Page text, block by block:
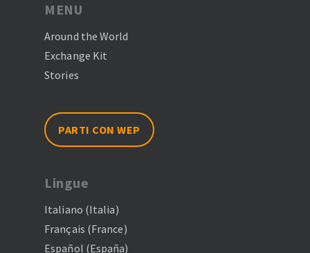
MENU
Around the World
Exchange Kit
Stories
PARTI CON WEP
Lingue
Italiano (Italia)
Français (France)
Español (España)